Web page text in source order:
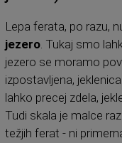
Lepa ferata, po razu,
jezero. Tukaj smo
jezero se moramo
izpostavljena,
lahko precej zdela,
Tudi skala je malce
težjih ferat - ni